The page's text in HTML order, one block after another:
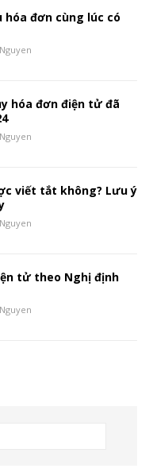
hóa đơn cùng lúc có
hóa đơn điện tử đã
viết tắt không? Lưu ý
tử theo Nghị định